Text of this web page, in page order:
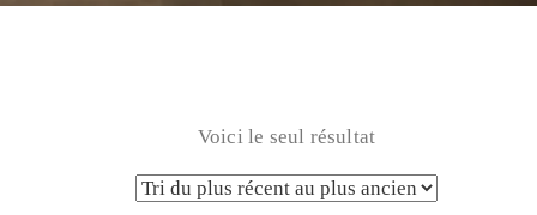
Voici le seul résultat